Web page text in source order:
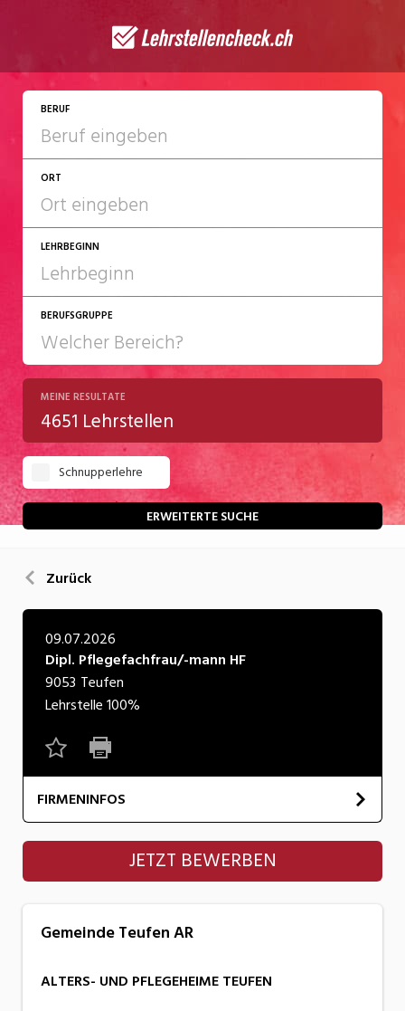
BERUF
ORT
LEHRBEGINN
2027
2028
BERUFSGRUPPE
Chemie/Pharma
Gastgewerbe
Gesundheit/Pflege/Soziales
Handwerk/Technik
Kultur
Natur
Verkehr/Logistik
Wirtschaft/Verwaltung
MEINE RESULTATE
4651 Lehrstellen
Schnupperlehre
ERWEITERTE SUCHE
Zurück
09.07.2026
Dipl. Pflegefachfrau/-mann HF
9053 Teufen
Lehrstelle100%
FIRMENINFOS
Gemeinde Teufen AR
JETZT BEWERBEN
Gemeinde Teufen AR
ALTERS- UND PFLEGEHEIME TEUFEN